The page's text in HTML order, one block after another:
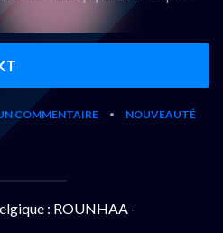
COMMENTAIRE •
NOUVEAUTÉ
: ROUNHAA -